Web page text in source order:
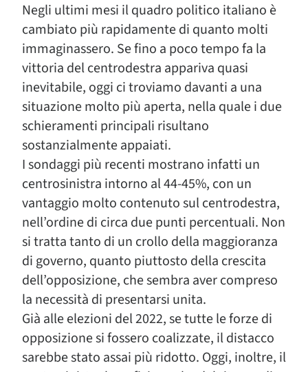
Negli ultimi mesi il quadro politico italiano è
cambiato più rapidamente di quanto molti
immaginassero. Se fino a poco tempo fa la
vittoria del centrodestra appariva quasi
inevitabile, oggi ci troviamo davanti a una
situazione molto più aperta, nella quale i due
schieramenti principali risultano
sostanzialmente appaiati.
I sondaggi più recenti mostrano infatti un
centrosinistra intorno al 44-45%, con un
vantaggio molto contenuto sul centrodestra,
nell’ordine di circa due punti percentuali. Non
si tratta tanto di un crollo della maggioranza
di governo, quanto piuttosto della crescita
dell’opposizione, che sembra aver compreso
la necessità di presentarsi unita.
Già alle elezioni del 2022, se tutte le forze di
opposizione si fossero coalizzate, il distacco
sarebbe stato assai più ridotto. Oggi, inoltre, il